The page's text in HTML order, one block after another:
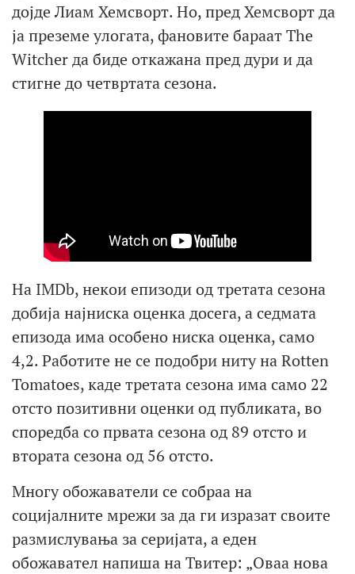
дојде Лиам Хемсворт. Но, пред Хемсворт да
ја преземе улогата, фановите бараат The
Witcher да биде откажана пред дури и да
стигне до четвртата сезона.
На IMDb, некои епизоди од третата сезона
добија најниска оценка досега, а седмата
епизода има особено ниска оценка, само
4,2. Работите не се подобри ниту на Rotten
Tomatoes, каде третата сезона има само 22
отсто позитивни оценки од публиката, во
споредба со првата сезона од 89 отсто и
втората сезона од 56 отсто.
Многу обожаватели се собраа на
социјалните мрежи за да ги изразат своите
размислувања за серијата, а еден
обожавател напиша на Твитер: „Оваа нова